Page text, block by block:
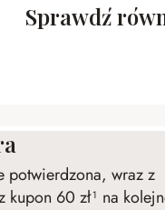
Sprawdź
potwierdzona, wraz z
kupon 60 zł¹ na